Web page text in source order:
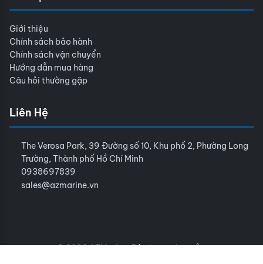
Giới thiệu
Chính sách bảo hành
Chính sách vận chuyển
Hướng dẫn mua hàng
Câu hỏi thường gặp
Liên Hệ
The Verosa Park, 39 Đường số 10, Khu phố 2, Phường Long
Trường, Thành phố Hồ Chí Minh
0938697839
sales@azmarine.vn
© 2026 AZMarine. Bảo lưu mọi quyền.